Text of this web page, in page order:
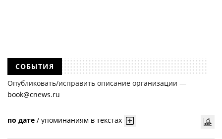
СОБЫТИЯ
Опубликовать/исправить описание организации —
book@cnews.ru
по дате / упоминаниям в текстах